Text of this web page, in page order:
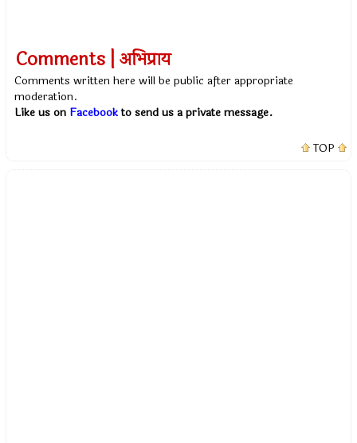
Comments | अभिप्राय
Comments written here will be public after appropriate
moderation.
Like us on Facebookto send us a private message.
TOP